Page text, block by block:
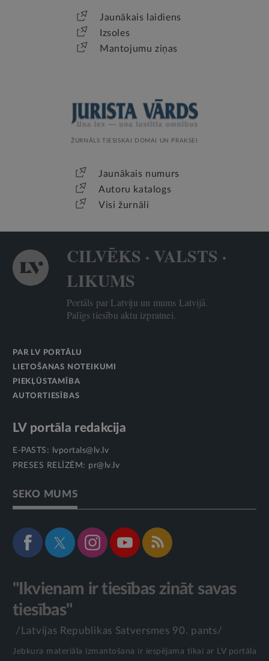
Jaunākais laidiens
Izsoles
Mantojumu ziņas
ŽURNĀLS TIESISKAI DOMAI UN PRAKSEI
Jaunākais numurs
Autoru katalogs
Visi žurnāli
CILVĒKS · VALSTS ·
LIKUMS
Portāls par Latviju un mums Latvijā.
Palīgs tiesību aktu izpratnei.
PAR LV PORTĀLU
LIETOŠANAS NOTEIKUMI
PIEKĻŪSTAMĪBA
AUTORTIESĪBAS
LV portāla redakcija
E-PASTS:
lvportals@lv.lv
PRESES RELĪZĒM: pr@lv.lv
SEKO MUMS
"Ikvienam ir tiesības zināt savas
tiesības"
/Latvijas Republikas Satversmes 90. pants/
Jebkura materiāla izmantošana ir iespējama tikai ar LV portāla